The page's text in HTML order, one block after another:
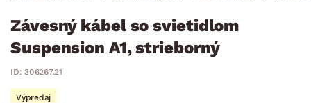
Závesný kábel so svietidlom
Suspension A1, strieborný
ID: 306267.21
Výpredaj